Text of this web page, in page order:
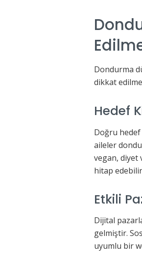
Dondurma
dikkat
Hedef
Doğru
aileler
vegan, diyet
hitap
Etkili
Dijital
gelmiştir.
uyumlu bir